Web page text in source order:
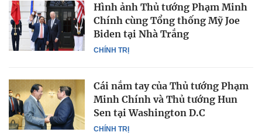
CHÍNH TRỊ
Hình ảnh Thủ tướng Phạm Minh
Chính cùng Tổng thống Mỹ Joe
Biden tại Nhà Trắng
CHÍNH TRỊ
Cái nắm tay của Thủ tướng Phạm
Minh Chính và Thủ tướng Hun
Sen tại Washington D.C